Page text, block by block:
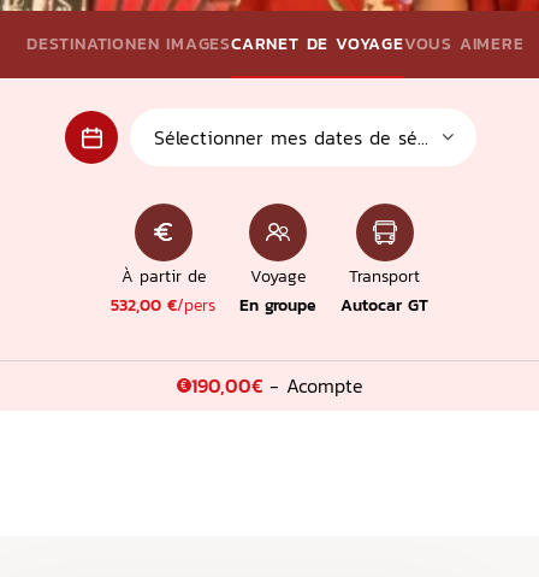
DESTINATIONEN IMAGESCARNET DE VOYAGEVOUS
À partir de
532,00 €/pers
Voyage
En groupe
Transport
Autocar GT
€ 190,00€ - Acompte